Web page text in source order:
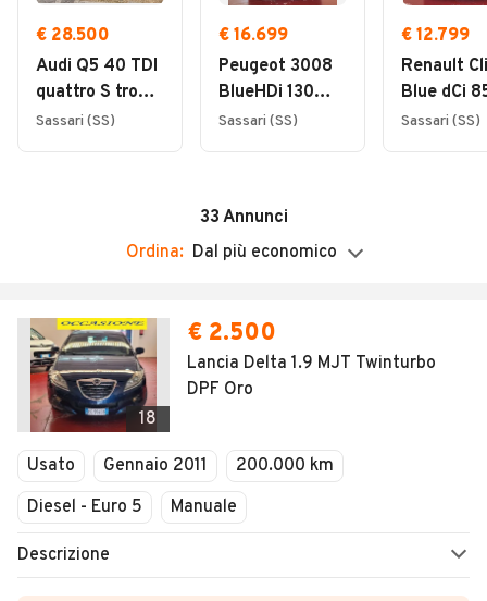
Domenica
Chiuso
prezzo d’acquisto. Quello che IL CLIENTE vede è
quello che è, ad un prezzo imbattibile.
€ 28.500
Audi Q5 40 TDI
quattro S tronic
S line
Sassari (SS)
€ 16.699
Peugeot 3008
BlueHDi 130
S&S EAT8
Sassari (SS)
€ 12.799
Renault
Blue dCi
5p
Sassari (SS)
33 Annunci
Ordina: Dal più economico
18
€ 2.500
Lancia Delta 1.9 MJT Twinturbo
DPF Oro
Usato Gennaio 2011
200.000 km
Diesel - Euro 5
Manuale
Descrizione